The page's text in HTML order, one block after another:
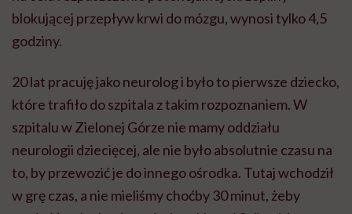
zawieźć malucha do szpitala w Nowej Soli, gdzie
funkcjonuje najbliższa neurologia dziecięca.
Kto wchodził w skład konsylium lekarskiego?
Lekarz specjalista medycyny ratunkowej pełniący
wtedy dyżur na oddziale ratunkowym, ja jako neurolog
dorosłych, rezydent w trakcie specyfikacji z oddziału